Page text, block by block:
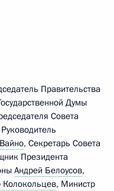
Правительства
Думы
Совета
, Секретарь Совета
Президента
Андрей Белоусов,
Колокольцев, Министр